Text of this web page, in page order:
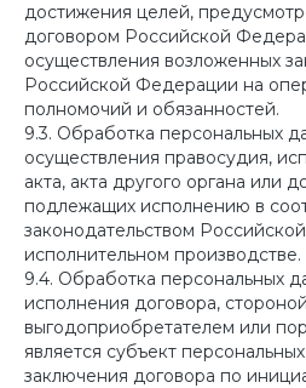
достижения целей,
договором Российской
осуществления возложенных
Российской Федерации на
полномочий и обязанностей.
9.3. Обработка персональных
осуществления правосудия,
акта, акта другого органа или
подлежащих исполнению в
законодательством
исполнительном производстве.
9.4. Обработка персональных
исполнения договора,
выгодоприобретателем или
является субъект
заключения договора по